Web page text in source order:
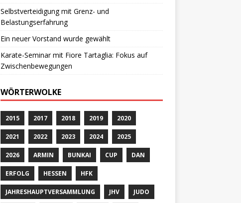
Selbstverteidigung mit Grenz- und
Belastungserfahrung
Ein neuer Vorstand wurde gewählt
Karate-Seminar mit Fiore Tartaglia: Fokus auf
Zwischenbewegungen
WÖRTERWOLKE
2015 2017 2018 2019 2020
2021 2022 2023 2024 2025
2026 ARMIN BUNKAI CUP DAN
ERFOLG HESSEN HFK
JAHRESHAUPTVERSAMMLUNG JHV JUDO